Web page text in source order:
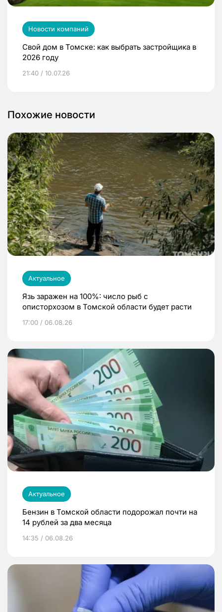
Новости компаний
Свой дом в Томске: как выбрать застройщика в
2026 году
21:40 / 10.07.26
Похожие новости
Актуальное
Язь заражен на 100%: число рыб с
описторхозом в Томской области будет расти
17:00 / 06.08.26
Актуальное
Бензин в Томской области подорожал почти на
14 рублей за два месяца
14:35 / 06.08.26